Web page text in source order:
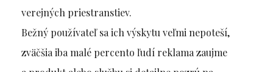
verejných priestranstiev.
Bežný používateľ sa ich výskytu veľmi nepoteší,
zväčšia iba malé percento ľudí reklama zaujme